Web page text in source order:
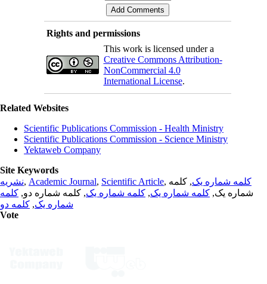
Rights and permissions
This work is licensed under a
Creative Commons Attribution-
NonCommercial 4.0
International License.
Related Websites
Scientific Publications Commission - Health Ministry
Scientific Publications Commission - Science Ministry
Yektaweb Company
Site Keywords
نشریه, Academic Journal, Scientific Article, کلمه شماره یک, کلمه
شماره یک, کلمه شماره یک, کلمه شماره یک, کلمه شماره دو, کلمه
شماره یک, کلمه دو
Vote